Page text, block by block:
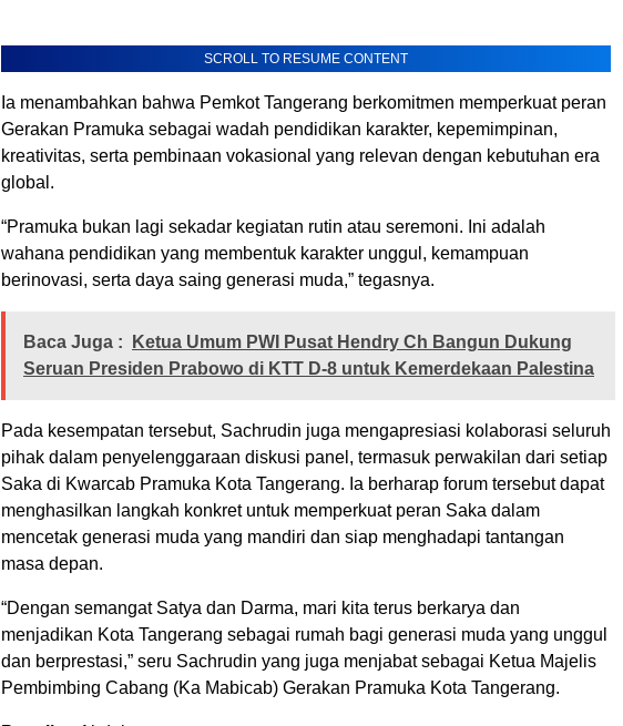
SCROLL TO RESUME CONTENT
Ia menambahkan bahwa Pemkot Tangerang berkomitmen memperkuat peran
Gerakan Pramuka sebagai wadah pendidikan karakter, kepemimpinan,
kreativitas, serta pembinaan vokasional yang relevan dengan kebutuhan era
global.
“Pramuka bukan lagi sekadar kegiatan rutin atau seremoni. Ini adalah
wahana pendidikan yang membentuk karakter unggul, kemampuan
berinovasi, serta daya saing generasi muda,” tegasnya.
Baca Juga :
Ketua Umum PWI Pusat Hendry Ch Bangun Dukung
Seruan Presiden Prabowo di KTT D-8 untuk Kemerdekaan Palestina
Pada kesempatan tersebut, Sachrudin juga mengapresiasi kolaborasi seluruh
pihak dalam penyelenggaraan diskusi panel, termasuk perwakilan dari setiap
Saka di Kwarcab Pramuka Kota Tangerang. Ia berharap forum tersebut dapat
menghasilkan langkah konkret untuk memperkuat peran Saka dalam
mencetak generasi muda yang mandiri dan siap menghadapi tantangan
masa depan.
“Dengan semangat Satya dan Darma, mari kita terus berkarya dan
menjadikan Kota Tangerang sebagai rumah bagi generasi muda yang unggul
dan berprestasi,” seru Sachrudin yang juga menjabat sebagai Ketua Majelis
Pembimbing Cabang (Ka Mabicab) Gerakan Pramuka Kota Tangerang.